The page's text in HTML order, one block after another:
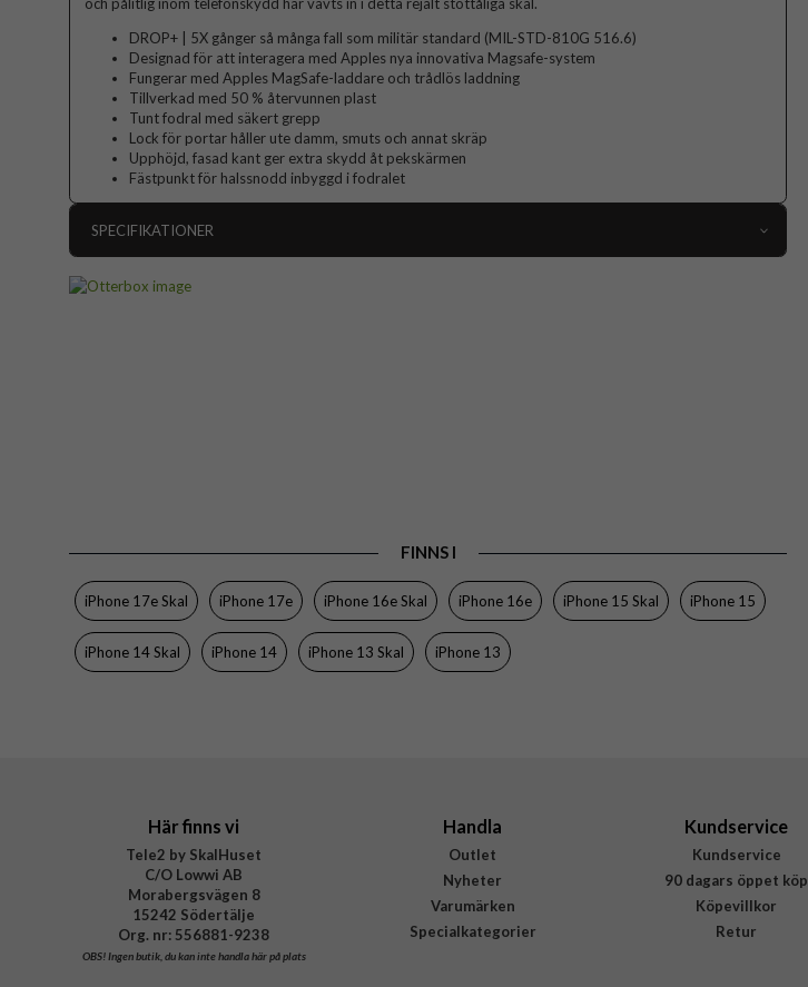
och pålitlig inom telefonskydd har vävts in i detta rejält stöttåliga skal.
DROP+ | 5X gånger så många fall som militär standard (MIL-STD-810G 516.6)
Designad för att interagera med Apples nya innovativa Magsafe-system
Fungerar med Apples MagSafe-laddare och trådlös laddning
Tillverkad med 50 % återvunnen plast
Tunt fodral med säkert grepp
Lock för portar håller ute damm, smuts och annat skräp
Upphöjd, fasad kant ger extra skydd åt pekskärmen
Fästpunkt för halssnodd inbyggd i fodralet
SPECIFIKATIONER
EAN
840434707102
FINNS I
iPhone 17e Skal iPhone 17e iPhone 16e Skal iPhone 16e iPhone 15 Skal iPhone 15
iPhone 14 Skal iPhone 14 iPhone 13 Skal iPhone 13
Här finns vi
Tele2 by SkalHuset
C/O Lowwi AB
Morabergsvägen 8
15242 Södertälje
Org. nr: 556881-9238
OBS!Ingen butik, du kan inte handla här på plats
Handla
Outlet
Nyheter
Varumärken
Specialkategorier
Kundservice
Kundservice
90 dagars öppet köp
Köpevillkor
Retur